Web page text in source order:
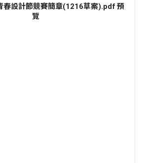
春設計節競賽簡章(1216草案).pdf 預
覽